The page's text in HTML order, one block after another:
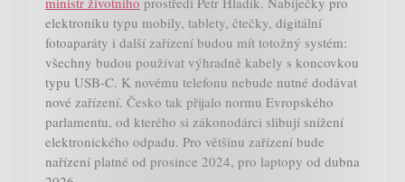
elektroniku typu mobily, tablety, čtečky, digitální
fotoaparáty i další zařízení budou mít totožný systém:
všechny budou používat výhradně kabely s koncovkou
typu USB-C. K novému telefonu nebude nutné dodávat
nové zařízení. Česko tak přijalo normu Evropského
parlamentu, od kterého si zákonodárci slibují snížení
elektronického odpadu. Pro většinu zařízení bude
nařízení platné od prosince 2024, pro laptopy od dubna